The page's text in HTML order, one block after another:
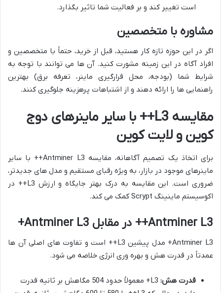
است تغییر کند و بر فعالیت شما تاثیر بگذارد.
مشاوره با متخصصین
اگر در این حوزه تازه کار هستید، قبل از خرید، حتماً با متخصصین و
افراد آگاه در این زمینه مشورت کنید. آن ها می توانند با توجه به
شرایط شما (بودجه، محل قرارگیری ماینر، تعرفه برق) بهترین
راهنمایی ها را ارائه دهند و از اشتباهات پرهزینه جلوگیری کنند.
مقایسه L3++ با سایر ماینرهای دوج
کوین و لایت کوین
برای اتخاذ یک تصمیم آگاهانه، مقایسه Antminer L3++ با سایر
ماینرهای موجود در بازار، به ویژه رقبای مستقیم و مدل های جدیدتر،
ضروری است. این مقایسه به درک بهتر جایگاه و ارزش L3++ در
اکوسیستم ماینینگ Scrypt کمک می کند.
Antminer L3++ در مقابل Antminer L3+
Antminer L3+ مدل پیشین L3++ است و تفاوت های اصلی آن ها
عمدتاً در قدرت هش و بهره وری انرژی خلاصه می شود.
قدرت هش:
L3+ معمولاً حدود 504 مگاهش بر ثانیه قدرت